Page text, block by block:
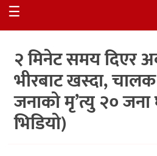
अन्तर्वार्ता
समाज
रोचक
☰
२ मिनेट समय दिएर
भीरबाट खस्दा,
जनाको मृ’त्यु २० जना
भिडियो)